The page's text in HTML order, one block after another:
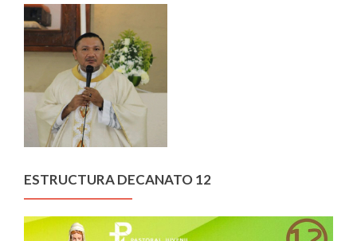
ESTRUCTURA DECANATO 12